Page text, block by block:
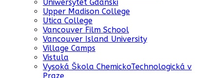
Uniwersytet Gdanski
Upper Madison College
Utica College
Vancouver Film School
Vancouver Island University
Village Camps
Vistula
Vysoká Škola ChemickoTechnologická v
Praze